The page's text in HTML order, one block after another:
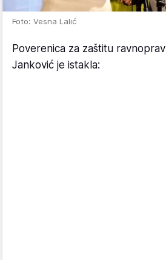
Foto: Vesna Lalić
Poverenica za zaštitu
Janković je istakla: